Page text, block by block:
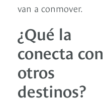
van a conmover.
¿Qué la
conecta con
otros
destinos?